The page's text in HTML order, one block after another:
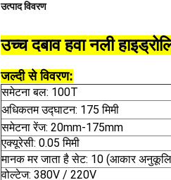
उत्पाद विवरण
उच्च दबाव हवा नली
जल्दी से विवरण:
समेटना बल: 100T
अधिकतम उद्घाटन: 175 मिमी
समेटना रेंज: 20mm-175mm
एक्यूरेसी: 0.05 मिमी
मानक मर जाता है सेट: 10 (आकार
वोल्टेज: 380V / 220V